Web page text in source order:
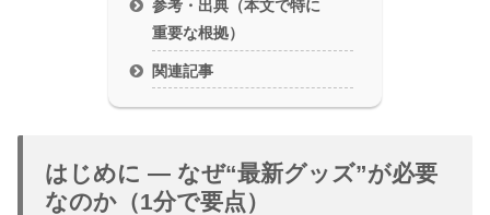
参考・出典（本文で特に
重要な根拠）
関連記事
はじめに — なぜ“最新グッズ”が必要
なのか（1分で要点）